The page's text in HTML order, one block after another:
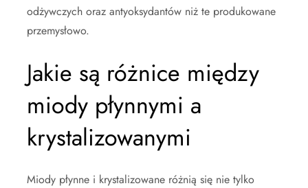
odżywczych oraz antyoksydantów niż te produkowane
przemysłowo.
Jakie są różnice między
miody płynnymi a
krystalizowanymi
Miody płynne i krystalizowane różnią się nie tylko